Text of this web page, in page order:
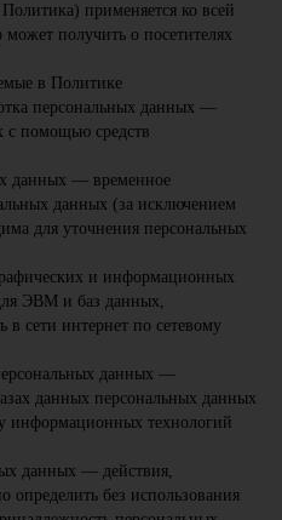
применяется ко всей
получить о посетителях
в Политике
персональных данных —
с помощью средств
данных — временное
данных (за исключением
для уточнения персональных
и информационных
ЭВМ и баз данных,
в сети интернет по сетевому
данных —
данных персональных данных
информационных технологий
данных — действия,
определить без использования